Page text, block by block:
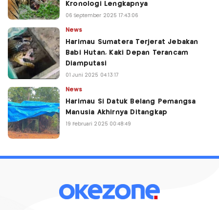
Kronologi Lengkapnya
06 September 2025 17:43:06
News
Harimau Sumatera Terjerat Jebakan
Babi Hutan, Kaki Depan Terancam
Diamputasi
01 Juni 2025 04:13:17
News
Harimau Si Datuk Belang Pemangsa
Manusia Akhirnya Ditangkap
19 Februari 2025 00:48:49